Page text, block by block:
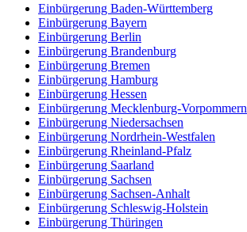
Einbürgerung Baden-Württemberg
Einbürgerung Bayern
Einbürgerung Berlin
Einbürgerung Brandenburg
Einbürgerung Bremen
Einbürgerung Hamburg
Einbürgerung Hessen
Einbürgerung Mecklenburg-Vorpommern
Einbürgerung Niedersachsen
Einbürgerung Nordrhein-Westfalen
Einbürgerung Rheinland-Pfalz
Einbürgerung Saarland
Einbürgerung Sachsen
Einbürgerung Sachsen-Anhalt
Einbürgerung Schleswig-Holstein
Einbürgerung Thüringen